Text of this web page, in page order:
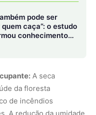
para a
amazônica.